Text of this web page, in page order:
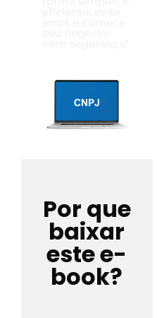
Por que
baixar
este e-
book?